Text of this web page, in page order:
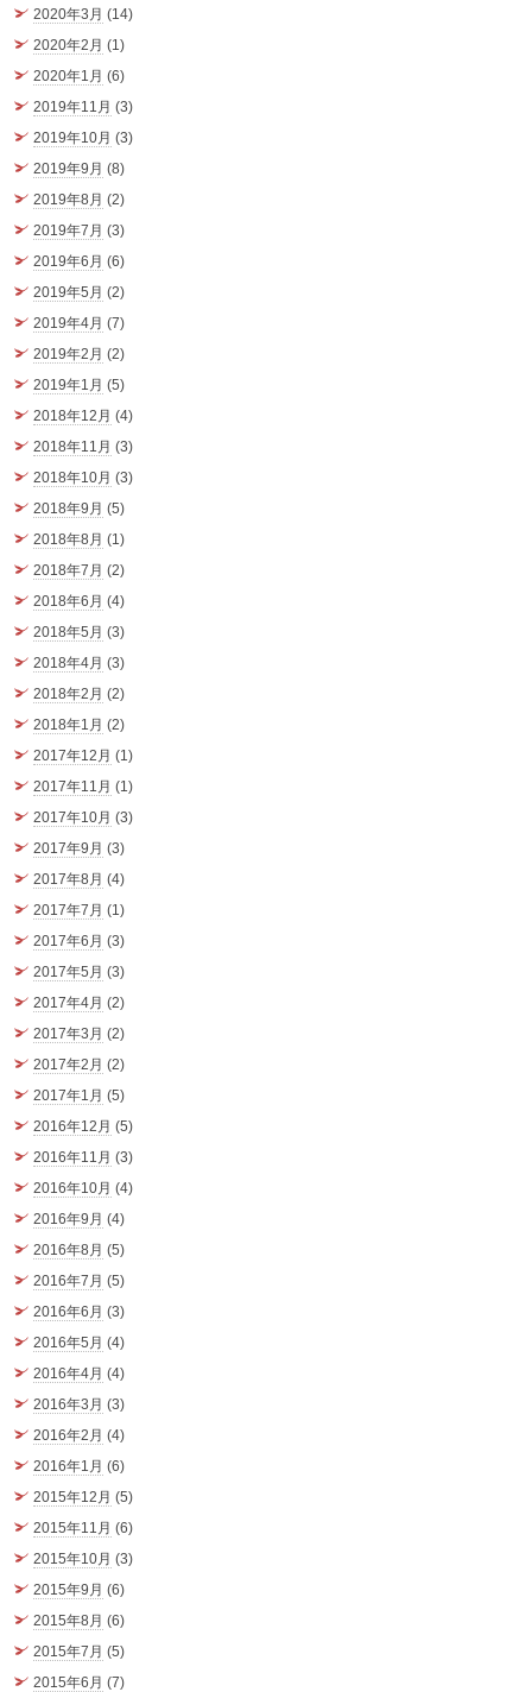
2020年3月 (14)
2020年2月 (1)
2020年1月 (6)
2019年11月 (3)
2019年10月 (3)
2019年9月 (8)
2019年8月 (2)
2019年7月 (3)
2019年6月 (6)
2019年5月 (2)
2019年4月 (7)
2019年2月 (2)
2019年1月 (5)
2018年12月 (4)
2018年11月 (3)
2018年10月 (3)
2018年9月 (5)
2018年8月 (1)
2018年7月 (2)
2018年6月 (4)
2018年5月 (3)
2018年4月 (3)
2018年2月 (2)
2018年1月 (2)
2017年12月 (1)
2017年11月 (1)
2017年10月 (3)
2017年9月 (3)
2017年8月 (4)
2017年7月 (1)
2017年6月 (3)
2017年5月 (3)
2017年4月 (2)
2017年3月 (2)
2017年2月 (2)
2017年1月 (5)
2016年12月 (5)
2016年11月 (3)
2016年10月 (4)
2016年9月 (4)
2016年8月 (5)
2016年7月 (5)
2016年6月 (3)
2016年5月 (4)
2016年4月 (4)
2016年3月 (3)
2016年2月 (4)
2016年1月 (6)
2015年12月 (5)
2015年11月 (6)
2015年10月 (3)
2015年9月 (6)
2015年8月 (6)
2015年7月 (5)
2015年6月 (7)